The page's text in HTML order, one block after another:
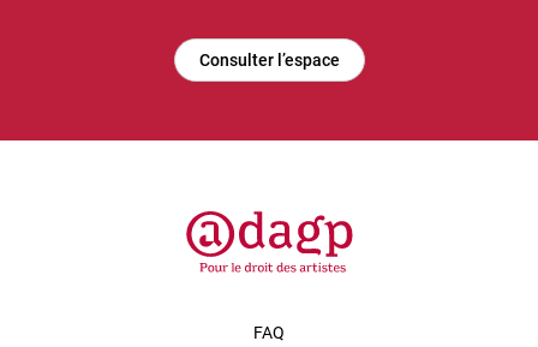
Consulter l’espace
FAQ